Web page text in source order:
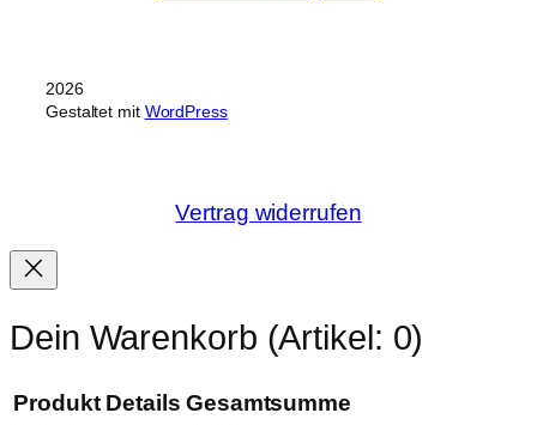
2026
Gestaltet mit WordPress
Vertrag widerrufen
Dein Warenkorb (Artikel: 0)
Produkt Details Gesamtsumme